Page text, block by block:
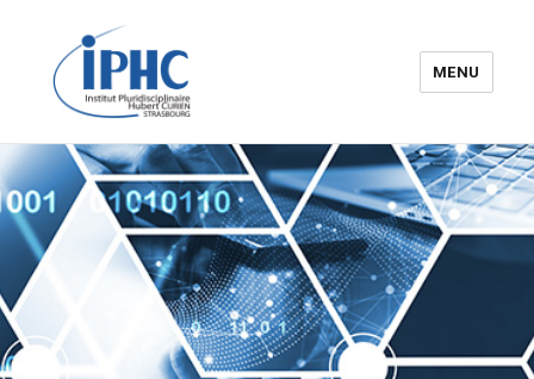
Institut pluridisciplinaire Hubert
Curien – IPHC
MENU